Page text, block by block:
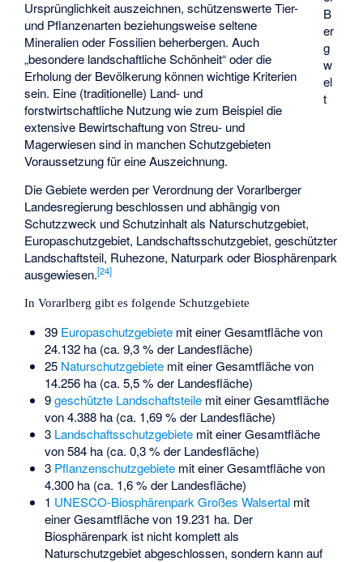
B
er
g
w
el
t
Ursprünglichkeit auszeichnen, schützenswerte Tier-
und Pflanzenarten beziehungsweise seltene
Mineralien oder Fossilien beherbergen. Auch
„besondere landschaftliche Schönheit“ oder die
Erholung der Bevölkerung können wichtige Kriterien
sein. Eine (traditionelle) Land- und
forstwirtschaftliche Nutzung wie zum Beispiel die
extensive Bewirtschaftung von Streu- und
Magerwiesen sind in manchen Schutzgebieten
Voraussetzung für eine Auszeichnung.
Die Gebiete werden per Verordnung der Vorarlberger
Landesregierung beschlossen und abhängig von
Schutzzweck und Schutzinhalt als Naturschutzgebiet,
Europaschutzgebiet, Landschaftsschutzgebiet, geschützter
Landschaftsteil, Ruhezone, Naturpark oder Biosphärenpark
ausgewiesen.[24]
In Vorarlberg gibt es folgende Schutzgebiete
39 Europaschutzgebietemit einer Gesamtfläche von
24.132 ha (ca. 9,3 % der Landesfläche)
25 Naturschutzgebietemit einer Gesamtfläche von
14.256 ha (ca. 5,5 % der Landesfläche)
9geschützte Landschaftsteilemit einer Gesamtfläche
von 4.388 ha (ca. 1,69 % der Landesfläche)
3 Landschaftsschutzgebietemit einer Gesamtfläche
von 584 ha (ca. 0,3 % der Landesfläche)
3 Pflanzenschutzgebietemit einer Gesamtfläche von
4.300 ha (ca. 1,6 % der Landesfläche)
1 UNESCO-Biosphärenpark Großes Walsertalmit
einer Gesamtfläche von 19.231 ha. Der
Biosphärenpark ist nicht komplett als
Naturschutzgebiet abgeschlossen, sondern kann auf